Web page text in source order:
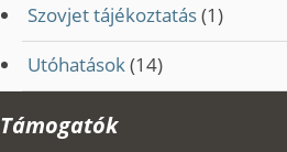
Szovjet tájékoztatás(1)
Utóhatások(14)
Támogatók